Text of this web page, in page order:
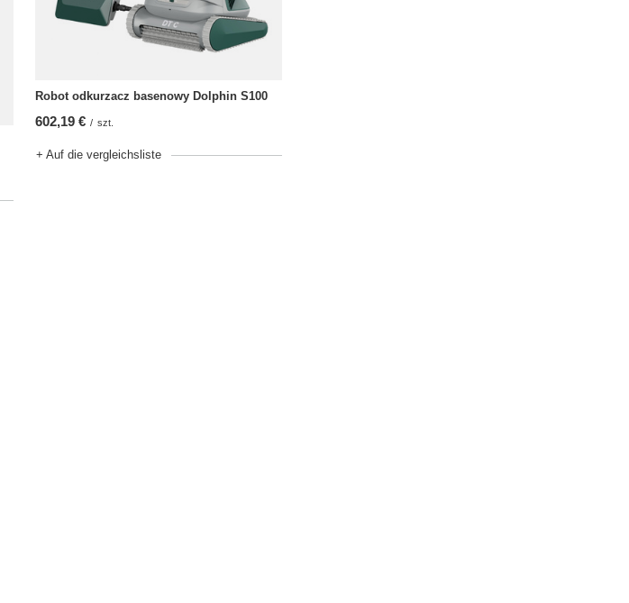
Robot odkurzacz basenowy Dolphin S100
602,19 € / szt.
+ Auf die vergleichsliste